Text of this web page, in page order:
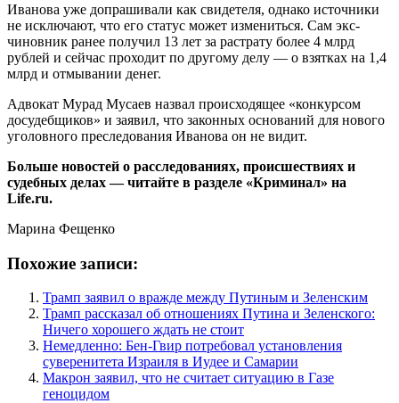
Иванова уже допрашивали как свидетеля, однако источники
не исключают, что его статус может измениться. Сам экс-
чиновник ранее получил 13 лет за растрату более 4 млрд
рублей и сейчас проходит по другому делу — о взятках на 1,4
млрд и отмывании денег.
Адвокат Мурад Мусаев назвал происходящее «конкурсом
досудебщиков» и заявил, что законных оснований для нового
уголовного преследования Иванова он не видит.
Больше новостей о расследованиях, происшествиях и
судебных делах — читайте в разделе «Криминал» на
Life.ru.
Марина Фещенко
Похожие записи:
Трамп заявил о вражде между Путиным и Зеленским
Трамп рассказал об отношениях Путина и Зеленского:
Ничего хорошего ждать не стоит
Немедленно: Бен-Гвир потребовал установления
суверенитета Израиля в Иудее и Самарии
Макрон заявил, что не считает ситуацию в Газе
геноцидом